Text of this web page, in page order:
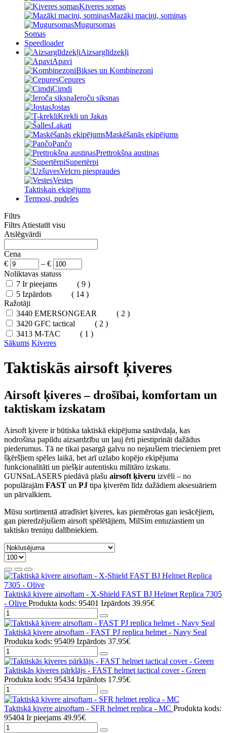
Ķiveres somas
Mazāki maciņi, somiņas
Mugursomas
Somas
Speedloader
Aizsarglīdzekļi
Apavi
Bikses un Kombinezoni
Cepures
Cimdi
Ieroču siksnas
Jostas
Krekli un Jakas
Lakati
Maskēšanās ekipējums
Pančo
Prettrokšņa austiņas
Supertērpi
Velcro piespraudes
Vestes
Taktiskais ekipējums
Termosi, pudeles
Filtrs
Filtrs Atiestatīt visu
Atslēgvārdi
Cena
€
– €
Noliktavas statuss
7 Ir pieejams
( 9 )
5 Izpārdots
( 14 )
Ražotāji
3440 EMERSONGEAR
( 2 )
3420 GFC tactical
( 2 )
3413 M-TAC
( 1 )
Sākums Ķiveres
Taktiskās airsoft ķiveres
Airsoft ķiveres – drošībai, komfortam un
taktiskam izskatam
Airsoft ķivere ir būtiska taktiskā ekipējuma sastāvdaļa, kas
nodrošina papildu aizsardzību un ļauj ērti piestiprināt dažādus
piederumus. Tā ne tikai pasargā galvu no nejaušiem triecieniem pret
šķēršļiem spēles laikā, bet arī uzlabo kopējo ekipējuma
funkcionalitāti un piešķir autentisku militāro izskatu.
GUNSnLASERS piedāvā plašu airsoft ķiveru izvēli – no
populārajām FAST un PJ tipa ķiverēm līdz dažādiem aksesuāriem
un pārvalkiem.
Mūsu sortimentā atradīsiet ķiveres, kas piemērotas gan iesācējiem,
gan pieredzējušiem airsoft spēlētājiem, MilSim entuziastiem un
taktisko treniņu dalībniekiem.
Taktiskā ķivere airsoftam - X-Shield FAST BJ Helmet Replica 7305
- Olive Produkta kods: 95401 Izpārdots 39.95€
Taktiskā ķivere airsoftam - FAST PJ replica helmet - Navy Seal
Produkta kods: 95409 Izpārdots 37.95€
Taktiskās ķiveres pārklājs - FAST helmet tactical cover - Green
Produkta kods: 95434 Izpārdots 17.95€
Taktiskā ķivere airsoftam - SFR helmet replica - MC Produkta kods:
95404 Ir pieejams 49.95€